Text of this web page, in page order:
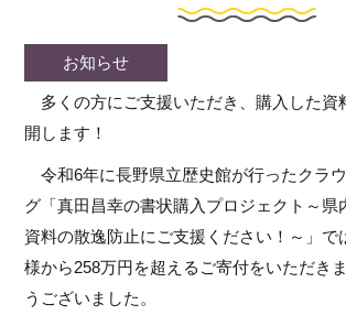
お知らせ
多くの方にご支援いただき、購入した資
開します！
令和6年に長野県立歴史館が行ったクラ
グ「真田昌幸の書状購入プロジェクト～県
資料の散逸防止にご支援ください！～」で
様から258万円を超えるご寄付をいただき
うございました。